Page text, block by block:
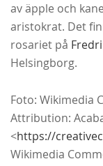
av äpple och
aristokrat. Det
rosariet på
Helsingborg.
Foto: Wikimedia
Attribution:
<https://
Wikimedia